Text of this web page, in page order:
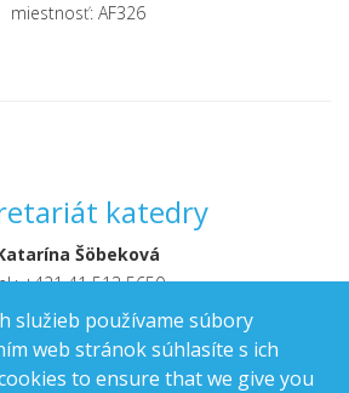
miestnosť: AF326
katedry
Šöbeková
+421 41 513 5650
fstav-kskm@uniza.sk
miestnosť: AF 324
služieb používame súbory
web stránok súhlasíte s ich
to ensure that we give you